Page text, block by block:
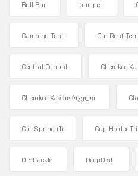
Bull Bar bumper
Camping Tent Car Roof Tent
Central Control Cherokee XJ
Cherokee XJ შნორკელი
Coil Spring (1) Cup Holder
D-Shackle DeepDish